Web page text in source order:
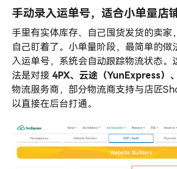
手动录入运单号，适合小单量店
手里有实体库存、自己囤货发货的卖家
自己盯着了。小单量阶段，最简单的做
入运单号，系统会自动跟踪物流状态。
法是对接 4PX、云途（YunExpress）、
物流服务商，部分物流商支持与店匠
以直接在后台打通。